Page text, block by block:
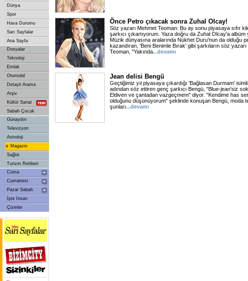
Dünya
Spor
Hava Durumu
Sarı Sayfalar
Ana Sayfa
Dosyalar
Teknoloji
Emlak
Otomobil
Detaylı Arama
Arşiv
Kültür Sanat
Sabah Çocuk
Günaydın
Televizyon
Astroloji
» Magazin
Sağlık
Turizm Rehberi
Cuma
Cumartesi
Pazar Sabah
İşte İnsan
Çizerler
Önce Petro çıkacak sonra Zuhal Olcay!
Söz yazarı Mehmet Teoman: Bu ay sonu piyasaya sıfır
şarkıcı çıkartıyorum. Yaza doğru da Zuhal Olcay'a albüm
Müzik dünyasına aralarında Nükhet Duru'nun da olduğu
kazandıran, 'Beni Benimle Bırak' gibi şarkıların söz
Teoman, "Yakında...devamı
Jean delisi Bengü
Geçtiğimiz yıl piyasaya çıkardığı 'Bağlasan Durmam'
adından söz ettiren genç şarkıcı Bengü, "Blue-jean'siz
Eldiven ve çantadan vazgeçmem" diyor. "Kendime has
olduğunu düşünüyorum" şeklinde konuşan Bengü, moda
şunları...devamı